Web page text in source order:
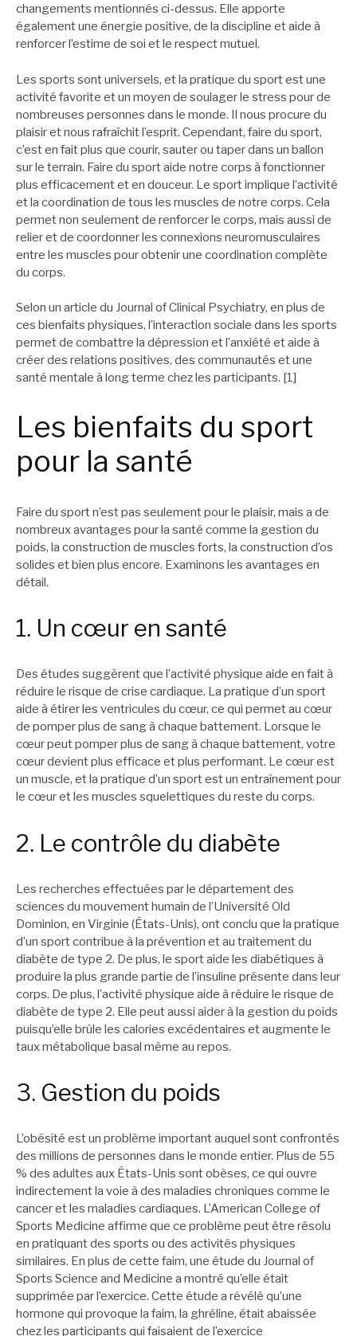
changements mentionnés ci-dessus. Elle apporte
également une énergie positive, de la discipline et aide à
renforcer l’estime de soi et le respect mutuel.
Les sports sont universels, et la pratique du sport est une
activité favorite et un moyen de soulager le stress pour de
nombreuses personnes dans le monde. Il nous procure du
plaisir et nous rafraîchit l’esprit. Cependant, faire du sport,
c’est en fait plus que courir, sauter ou taper dans un ballon
sur le terrain. Faire du sport aide notre corps à fonctionner
plus efficacement et en douceur. Le sport implique l’activité
et la coordination de tous les muscles de notre corps. Cela
permet non seulement de renforcer le corps, mais aussi de
relier et de coordonner les connexions neuromusculaires
entre les muscles pour obtenir une coordination complète
du corps.
Selon un article du Journal of Clinical Psychiatry, en plus de
ces bienfaits physiques, l’interaction sociale dans les sports
permet de combattre la dépression et l’anxiété et aide à
créer des relations positives, des communautés et une
santé mentale à long terme chez les participants. [1]
Les bienfaits du sport
pour la santé
Faire du sport n’est pas seulement pour le plaisir, mais a de
nombreux avantages pour la santé comme la gestion du
poids, la construction de muscles forts, la construction d’os
solides et bien plus encore. Examinons les avantages en
détail.
1. Un cœur en santé
Des études suggèrent que l’activité physique aide en fait à
réduire le risque de crise cardiaque. La pratique d’un sport
aide à étirer les ventricules du cœur, ce qui permet au cœur
de pomper plus de sang à chaque battement. Lorsque le
cœur peut pomper plus de sang à chaque battement, votre
cœur devient plus efficace et plus performant. Le cœur est
un muscle, et la pratique d’un sport est un entraînement pour
le cœur et les muscles squelettiques du reste du corps.
2. Le contrôle du diabète
Les recherches effectuées par le département des
sciences du mouvement humain de l’Université Old
Dominion, en Virginie (États-Unis), ont conclu que la pratique
d’un sport contribue à la prévention et au traitement du
diabète de type 2. De plus, le sport aide les diabétiques à
produire la plus grande partie de l’insuline présente dans leur
corps. De plus, l’activité physique aide à réduire le risque de
diabète de type 2. Elle peut aussi aider à la gestion du poids
puisqu’elle brûle les calories excédentaires et augmente le
taux métabolique basal même au repos.
3. Gestion du poids
L’obésité est un problème important auquel sont confrontés
des millions de personnes dans le monde entier. Plus de 55
% des adultes aux États-Unis sont obèses, ce qui ouvre
indirectement la voie à des maladies chroniques comme le
cancer et les maladies cardiaques. L’American College of
Sports Medicine affirme que ce problème peut être résolu
en pratiquant des sports ou des activités physiques
similaires. En plus de cette faim, une étude du Journal of
Sports Science and Medicine a montré qu’elle était
supprimée par l’exercice. Cette étude a révélé qu’une
hormone qui provoque la faim, la ghréline, était abaissée
chez les participants qui faisaient de l’exercice